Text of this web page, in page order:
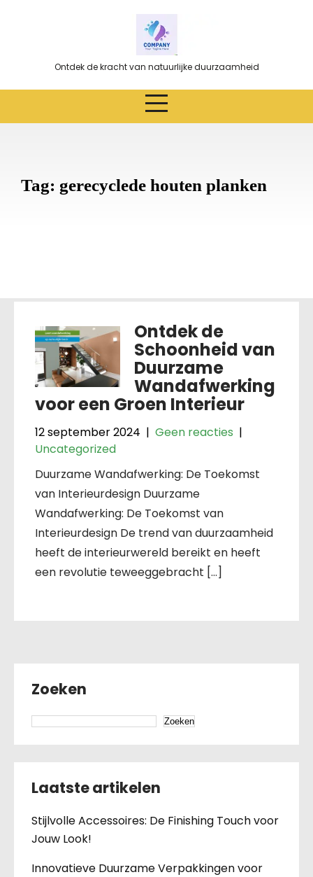
Ontdek de kracht van natuurlijke duurzaamheid
Tag: gerecyclede houten planken
Ontdek de
Schoonheid van
Duurzame
Wandafwerking
voor een Groen Interieur
12 september 2024 | Geen reacties |
Uncategorized
Duurzame Wandafwerking: De Toekomst
van Interieurdesign Duurzame
Wandafwerking: De Toekomst van
Interieurdesign De trend van duurzaamheid
heeft de interieurwereld bereikt en heeft
een revolutie teweeggebracht […]
Zoeken
Zoeken
Laatste artikelen
Stijlvolle Accessoires: De Finishing Touch voor
Jouw Look!
Innovatieve Duurzame Verpakkingen voor